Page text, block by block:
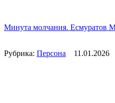
Минута молчания. Есмуратов
Рубрика: Персона 11.01.2026